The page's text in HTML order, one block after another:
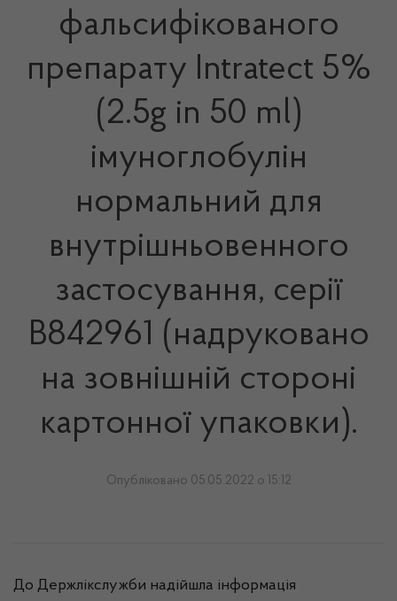
фальсифікованого
препарату Intratect 5%
(2.5g in 50 ml)
імуноглобулін
нормальний для
внутрішньовенного
застосування, серії
B842961 (надруковано
на зовнішній стороні
картонної упаковки).
Опубліковано 05.05.2022 о 15:12
До Держлікслужби надійшла інформація